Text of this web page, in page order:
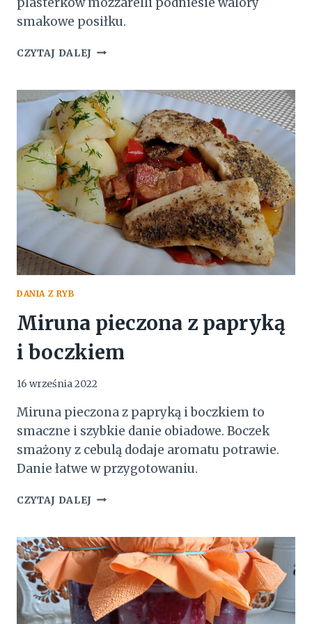
smakowe posiłku.
CZYTAJ DALEJ PAPRYKA
I
WARZYWAMI
DANIA Z RYB
Miruna pieczona z papryką
i boczkiem
16 września 2022
Miruna pieczona z papryką i boczkiem to
smaczne i szybkie danie obiadowe. Boczek
smażony z cebulą dodaje aromatu potrawie.
Danie łatwe w przygotowaniu.
CZYTAJ DALEJ MIRUNA
PAPRYKĄ
I
BOCZKIEM